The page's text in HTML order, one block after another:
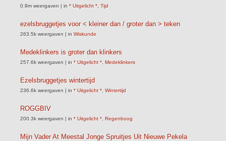
0.9m weergaven | in * Uitgelicht * Tijd
ezelsbruggetjes voor < kleiner dan / groter dan > teken
263.5k weergaven | in Wiskunde
Medeklinkers is groter dan klinkers
257.6k weergaven | in * Uitgelicht * Medeklinkers
Ezelsbruggetjes wintertijd
236.6k weergaven | in * Uitgelicht * Wintertijd
ROGGBIV
200.3k weergaven | in * Uitgelicht * Regenboog
Mijn Vader At Meestal Jonge Spruitjes Uit Nieuwe Pekela